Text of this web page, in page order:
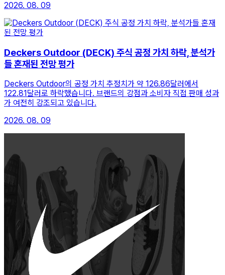
2026. 08. 09
Deckers Outdoor (DECK) 주식 공정 가치 하락, 분석가
들 혼재된 전망 평가
Deckers Outdoor의 공정 가치 추정치가 약 126.86달러에서
122.81달러로 하락했습니다. 브랜드의 강점과 소비자 직접 판매 성과
가 여전히 강조되고 있습니다.
2026. 08. 09